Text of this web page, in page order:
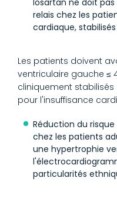
relais chez les
cardiaque, stabilisés
Les patients doivent
ventriculaire gauche ≤
cliniquement
pour l'insuffisance
Réduction du
chez les patients
une hypertrophie
particularités